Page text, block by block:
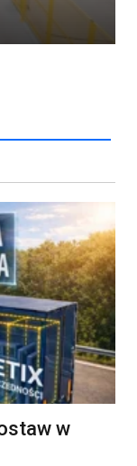
w